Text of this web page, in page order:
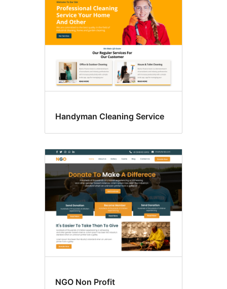
Handyman Cleaning Service
NGO Non Profit